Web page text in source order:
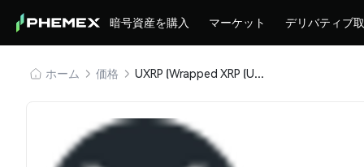
暗号資産を購入 マーケット デリバティブ
ホーム 価格 UXRP (Wrapped XRP (Universal))